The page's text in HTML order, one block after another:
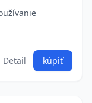
Detail kúpiť